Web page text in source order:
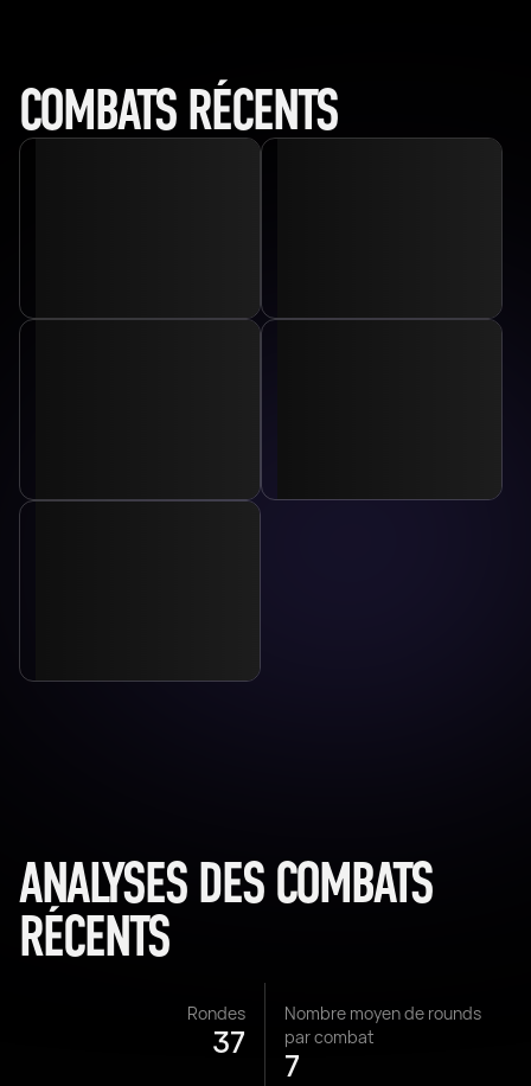
COMBATS RÉCENTS
ANALYSES DES COMBATS
RÉCENTS
Rondes
37
Nombre moyen de rounds
par combat
7